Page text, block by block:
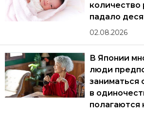
падало
02.08.2026
В Японии
люди
заниматься
в
полагаются